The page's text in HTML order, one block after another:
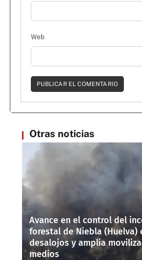
Web
Otras noticias
Avance en el control del
forestal de Niebla (Huelva)
desalojos y amplia
medios